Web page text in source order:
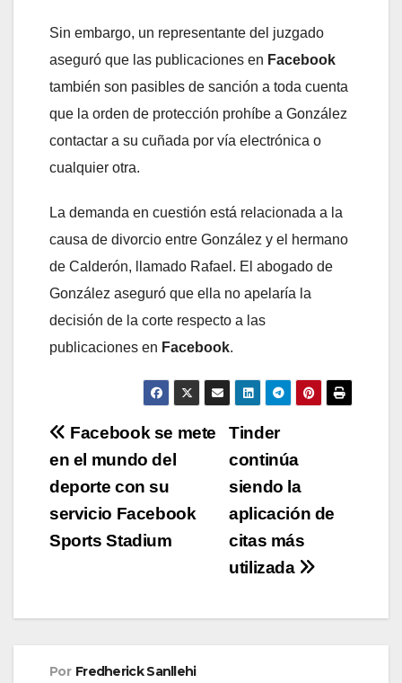
Sin embargo, un representante del juzgado
aseguró que las publicaciones en Facebook
también son pasibles de sanción a toda cuenta
que la orden de protección prohíbe a González
contactar a su cuñada por vía electrónica o
cualquier otra.
La demanda en cuestión está relacionada a la
causa de divorcio entre González y el hermano
de Calderón, llamado Rafael. El abogado de
González aseguró que ella no apelaría la
decisión de la corte respecto a las
publicaciones en Facebook.
Navegación
de
entradas
Tinder
continúa
siendo la
aplicación de
citas más
utilizada
Facebook se mete
en el mundo del
deporte con su
servicio Facebook
Sports Stadium
Por Fredherick Sanllehi